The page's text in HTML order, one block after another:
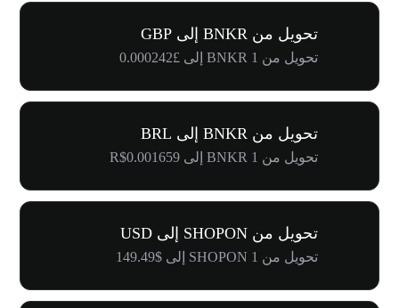
تحويل من BNKR إلى GBP
تحويل من 1 BNKR إلى £0.000242
تحويل من BNKR إلى BRL
تحويل من 1 BNKR إلى R$0.001659
تحويل من SHOPON إلى USD
تحويل من 1 SHOPON إلى $149.49